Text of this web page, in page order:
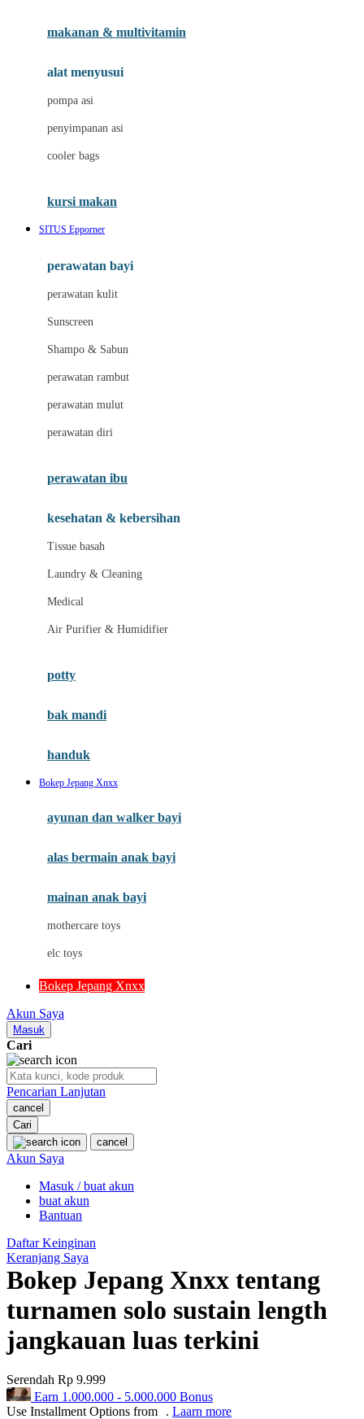
Leclerc
Lee Vierra
Lillebaby
Little Bird Told Me
Little Miss Janis
London Taxi
Love To Dream
M
Magformers
Mamaway
Maxi Cosi
Megabloks
Micro
MiDeer
Moby
My Buddy Tag
My K
Oh Ma Grain
P
Peachy
Phil & Ted's
Philips Avent
Pigeon
Playgro
Ponycycle
Puma
Pureats
makanan & multivitamin
alat menyusui
pompa asi
penyimpanan asi
cooler bags
kursi makan
SITUS Epporner
perawatan bayi
perawatan kulit
Sunscreen
Shampo & Sabun
perawatan rambut
perawatan mulut
perawatan diri
perawatan ibu
kesehatan & kebersihan
Tissue basah
Laundry & Cleaning
Medical
Air Purifier & Humidifier
potty
bak mandi
handuk
Bokep Jepang Xnxx
ayunan dan walker bayi
alas bermain anak bayi
mainan anak bayi
mothercare toys
elc toys
Bokep Jepang Xnxx
Akun Saya
Masuk
Cari
Pencarian Lanjutan
cancel
Cari
cancel
Akun Saya
Masuk / buat akun
buat akun
Bantuan
Daftar Keinginan
Keranjang Saya
Bokep Jepang Xnxx tentang
turnamen solo sustain length
jangkauan luas terkini
Serendah Rp 9.999
Earn 1.000.000 - 5.000.000 Bonus
Use Installment Options from
. Laarn more